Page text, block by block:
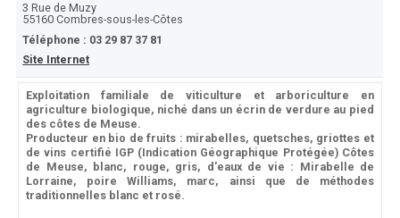
3 Rue de Muzy
55160Combres-sous-les-Côtes
Téléphone : 03 29 87 37 81
Site Internet
Exploitation familiale de viticulture et arboriculture en
agriculture biologique, niché dans un écrin de verdure au pied
des côtes de Meuse.
Producteur en bio de fruits : mirabelles, quetsches, griottes et
de vins certifié IGP (Indication Géographique Protégée) Côtes
de Meuse, blanc, rouge, gris, d'eaux de vie : Mirabelle de
Lorraine, poire Williams, marc, ainsi que de méthodes
traditionnelles blanc et rosé.